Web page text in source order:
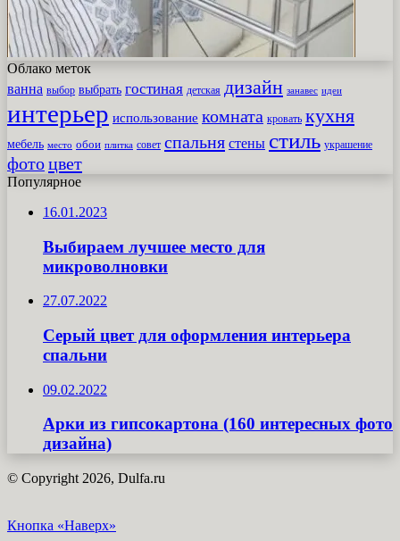
Облако меток
ванна выбор выбрать гостиная детская дизайн занавес идеи
интерьер использование комната кровать кухня
мебель место обои плитка совет спальня стены стиль украшение
фотоцвет
Популярное
16.01.2023
Выбираем лучшее место для
микроволновки
27.07.2022
Серый цвет для оформления интерьера
спальни
09.02.2022
Арки из гипсокартона (160 интересных фото
дизайна)
© Copyright 2026, Dulfa.ru
Кнопка «Наверх»